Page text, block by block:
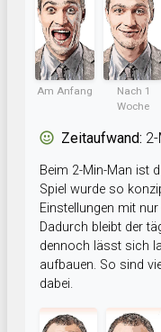
Am Anfang
Nach 1
Woche
Zeitaufwand:
Beim 2-Min-Man ist
Spiel wurde so
Einstellungen mit
Dadurch bleibt der
dennoch lässt sich
aufbauen. So sind
dabei.